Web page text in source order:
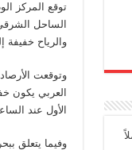
توقع المركز
الساحل
والرياح خفيفة
الأول عند الساعة 17:37 و الجزر الثاني عند